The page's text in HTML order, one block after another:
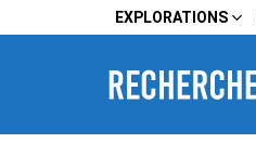
EXPLORATIONS